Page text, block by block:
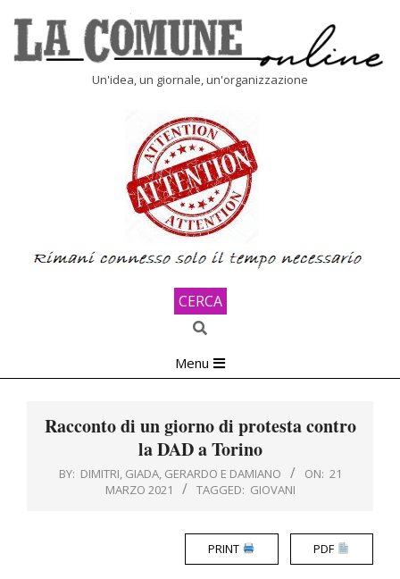
content
Un'idea, un giornale, un'organizzazione
CERCA
Search
Navigation
Menu
Racconto di un giorno di protesta contro
la DAD a Torino
BY: DIMITRI, GIADA, GERARDO E DAMIANO ON: 21
MARZO 2021
TAGGED: GIOVANI
PRINT PDF